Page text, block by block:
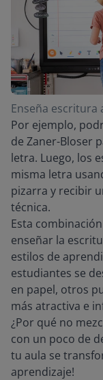
Enseña escritura
Por ejemplo,
de Zaner-Bloser
letra. Luego, los
misma letra
pizarra y recibir
técnica.
Esta
enseñar la
estilos de
estudiantes se
en papel, otros
más atractiva e
¿Por qué no
con un poco de
tu aula se
aprendizaje!